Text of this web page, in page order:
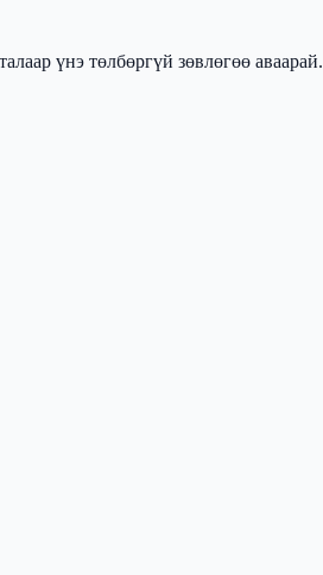
үнэ төлбөргүй зөвлөгөө аваарай.